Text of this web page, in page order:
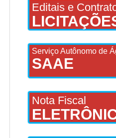
Editais e
Serviço Autônomo de
SAAE
Nota Fiscal